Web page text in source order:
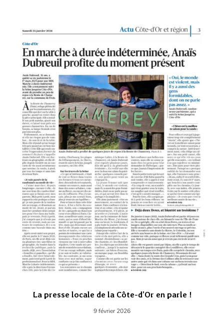
La presse locale de la Côte-d’Or en parle !
9 février 2026